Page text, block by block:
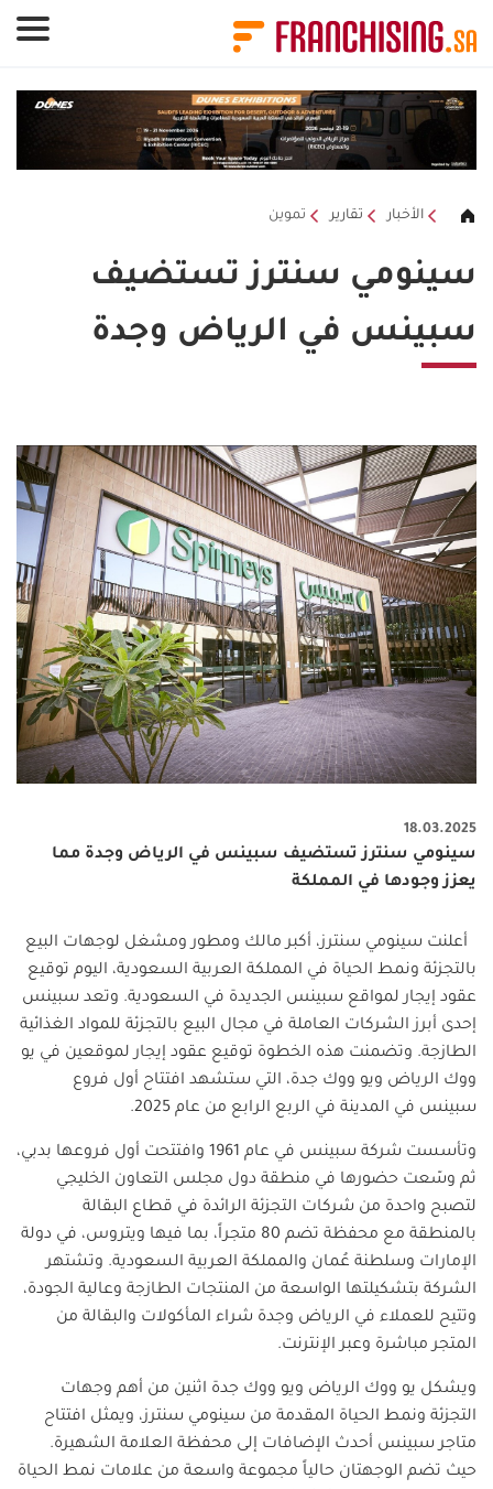
الأخبار تقارير تموين
سينومي سنترز تستضيف
سبينس في الرياض وجدة
18.03.2025
سينومي سنترز تستضيف سبينس في الرياض وجدة مما
يعزز وجودها في المملكة
أعلنت سينومي سنترز، أكبر مالك ومطور ومشغل لوجهات البيع
بالتجزئة ونمط الحياة في المملكة العربية السعودية، اليوم توقيع
عقود إيجار لمواقع سبينس الجديدة في السعودية. وتعد سبينس
إحدى أبرز الشركات العاملة في مجال البيع بالتجزئة للمواد الغذائية
الطازجة. وتضمنت هذه الخطوة توقيع عقود إيجار لموقعين في يو
ووك الرياض ويو ووك جدة، التي ستشهد افتتاح أول فروع
سبينس في المدينة في الربع الرابع من عام 2025.
وتأسست شركة سبينس في عام 1961 وافتتحت أول فروعها بدبي،
ثم وسّعت حضورها في منطقة دول مجلس التعاون الخليجي
لتصبح واحدة من شركات التجزئة الرائدة في قطاع البقالة
بالمنطقة مع محفظة تضم 80 متجراً، بما فيها ويتروس، في دولة
الإمارات وسلطنة عُمان والمملكة العربية السعودية. وتشتهر
الشركة بتشكيلتها الواسعة من المنتجات الطازجة وعالية الجودة،
وتتيح للعملاء في الرياض وجدة شراء المأكولات والبقالة من
المتجر مباشرة وعبر الإنترنت.
ويشكل يو ووك الرياض ويو ووك جدة اثنين من أهم وجهات
التجزئة ونمط الحياة المقدمة من سينومي سنترز، ويمثل افتتاح
متاجر سبينس أحدث الإضافات إلى محفظة العلامة الشهيرة.
حيث تضم الوجهتان حالياً مجموعة واسعة من علامات نمط الحياة
لوحة إدارة ملفات تعريف الارتباط